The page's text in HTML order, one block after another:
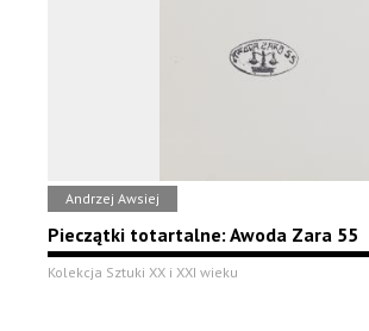
Andrzej Awsiej
Pieczątki totartalne: Awoda Zara 55
Kolekcja Sztuki XX i XXI wieku